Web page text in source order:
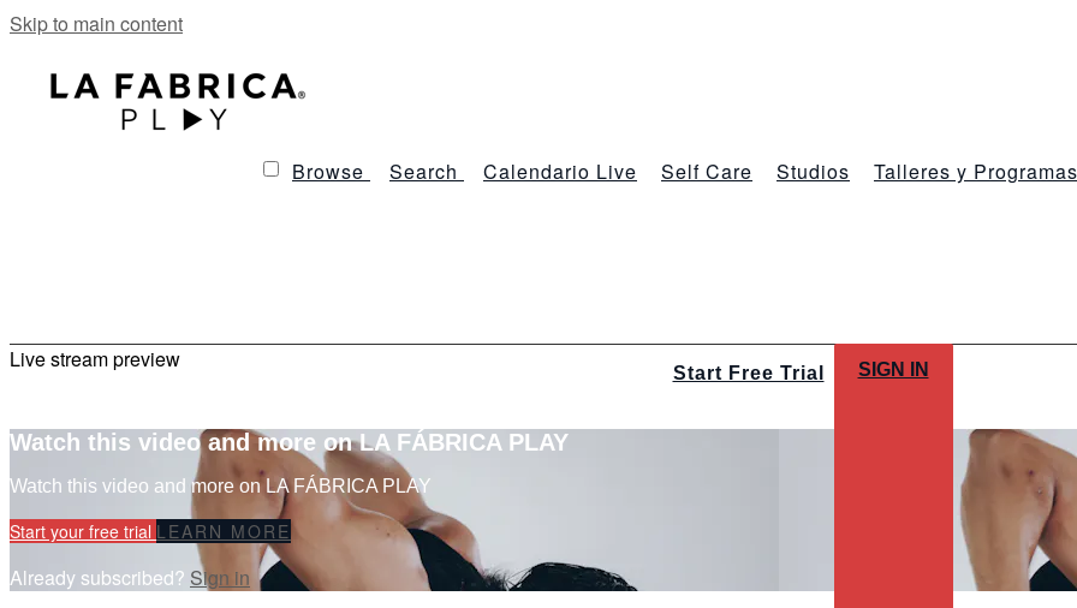
Skip to main content
Browse Search Calendario Live Self Care Studios Talleres y Programas
Start Free Trial SIGN IN
Live stream preview
Watch this video and more on LA FÁBRICA PLAY
Watch this video and more on LA FÁBRICA PLAY
Start your free trial LEARN MORE
Already subscribed? Sign in